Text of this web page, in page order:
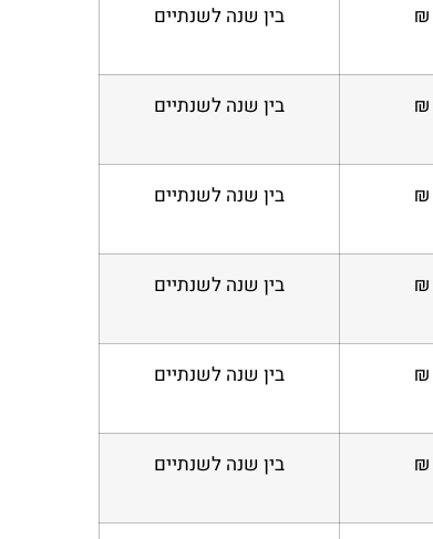
בין שנה לשנתיים
בין שנה לשנתיים
בין שנה לשנתיים
בין שנה לשנתיים
בין שנה לשנתיים
בין שנה לשנתיים